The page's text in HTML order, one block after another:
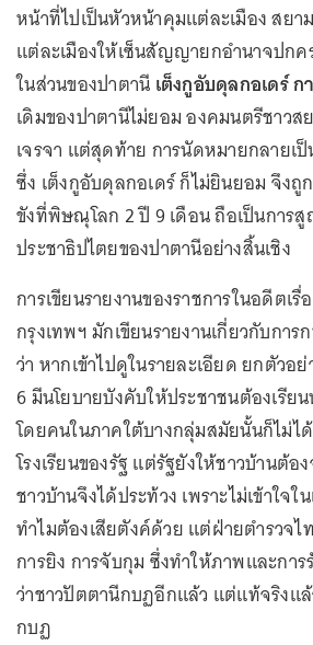
หน้าที่ไปเป็นหัวหน้าคุมแต่ละเมือง สย
แต่ละเมืองให้เซ็นสัญญายกอำนาจปกค
ในส่วนของปาตานี เต็งกูอับดุลกอเดร์
เดิมของปาตานีไม่ยอม องคมนตรีชาวส
เจรจา แต่สุดท้าย การนัดหมายกลาย
ซึ่ง เต็งกูอับดุลกอเดร์ ก็ไม่ยินยอม จึง
ขังที่พิษณุโลก 2 ปี 9 เดือน ถือเป็นการ
ประชาธิปไตยของปาตานีอย่างสิ้นเชิง
การเขียนรายงานของราชการในอดีตเ
กรุงเทพฯ มักเขียนรายงานเกี่ยวกับกา
ว่า หากเข้าไปดูในรายละเอียด ยกตัวอ
6 มีนโยบายบังคับให้ประชาชนต้องเรีย
โดยคนในภาคใต้บางกลุ่มสมัยนั้นก็ไม่ได้
โรงเรียนของรัฐ แต่รัฐยังให้ชาวบ้านต้อ
ชาวบ้านจึงได้ประท้วง เพราะไม่เข้าใจใ
ทำไมต้องเสียตังค์ด้วย แต่ฝ่ายตำรวจ
การยิง การจับกุม ซึ่งทำให้ภาพและการ
ว่าชาวปัตตานีกบฏอีกแล้ว แต่แท้จริงแ
กบฏ